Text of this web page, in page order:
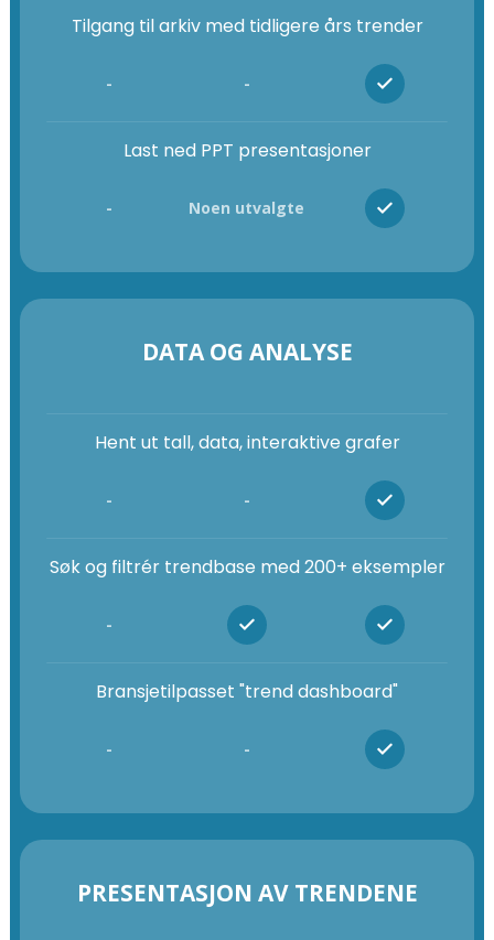
Tilgang til arkiv med tidligere års trender
- -
Last ned PPT presentasjoner
- Noen utvalgte
DATA OG ANALYSE
Hent ut tall, data, interaktive grafer
- -
Søk og filtrér trendbase med 200+ eksempler
-
Bransjetilpasset "trend dashboard"
- -
PRESENTASJON AV TRENDENE